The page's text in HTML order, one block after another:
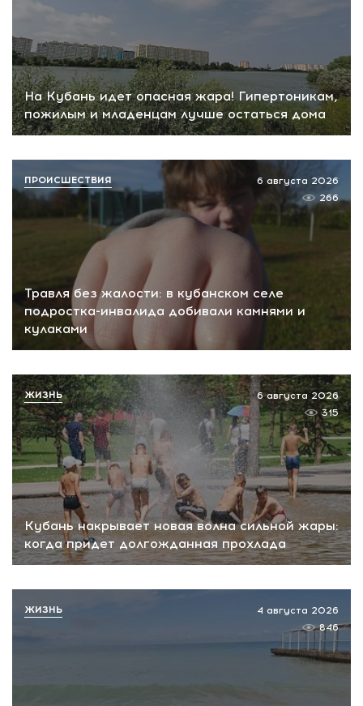
На Кубань идет опасная жара! Гипертоникам,
пожилым и младенцам лучше остаться дома
Травля без жалости: в кубанском селе
подростка-инвалида добивали камнями и
кулаками
6 августа 2026
266
ПРОИСШЕСТВИЯ
Кубань накрывает новая волна сильной жары:
когда придет долгожданная прохлада
6 августа 2026
315
ЖИЗНЬ
4 августа 2026
846
ЖИЗНЬ